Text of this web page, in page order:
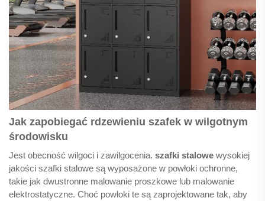
Jak zapobiegać rdzewieniu szafek w wilgotnym
środowisku
Jest obecność wilgoci i zawilgocenia. szafki stalowe wysokiej
jakości szafki stalowe są wyposażone w powłoki ochronne,
takie jak dwustronne malowanie proszkowe lub malowanie
elektrostatyczne. Choć powłoki te są zaprojektowane tak, aby